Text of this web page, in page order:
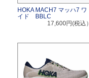
HOKA MACH7 マッハ7 ワ
イド BBLC
17,600円(税込）